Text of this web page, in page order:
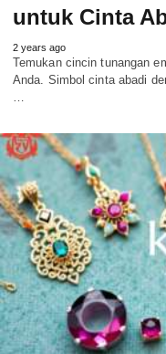
untuk Cinta
2 years ago
Temukan cincin tunangan
Anda. Simbol cinta abadi